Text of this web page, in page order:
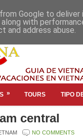
» TOURS TIPO
central
NO COMMENTS
Google to
with
and address abuse.